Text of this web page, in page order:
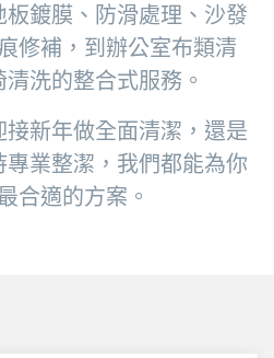
鍍膜、防滑處理、沙發
修補，到辦公室布類清
洗的整合式服務。
新年做全面清潔，還是
業整潔，我們都能為你
合適的方案。